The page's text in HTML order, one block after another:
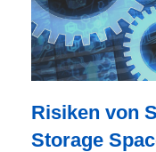
Risiken von
Storage